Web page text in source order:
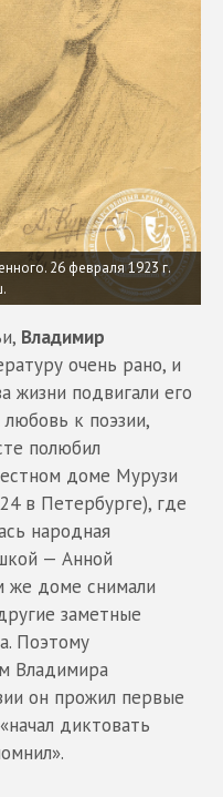
26 февраля 1923 г.
Владимир
очень рано, и
жизни подвигали его
к поэзии,
полюбил
доме Мурузи
в Петербурге), где
народная
— Анной
же доме снимали
заметные
Поэтому
Владимира
он прожил первые
диктовать